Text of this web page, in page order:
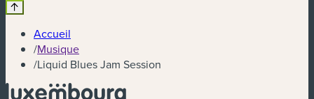
Accueil
/Musique
/Liquid Blues Jam Session